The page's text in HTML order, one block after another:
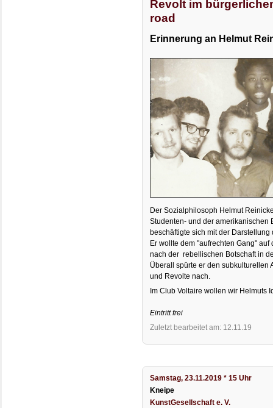
Revolt im
road
Erinnerung an Helmut
Der Sozialphilosoph Helmut
Studenten- und der amerikanischen
beschäftigte sich mit der
Er wollte dem "aufrechten Gang"
nach der rebellischen Botschaft in
Überall spürte er den subkulturellen
und Revolte nach.
Im Club Voltaire wollen wir Helmuts
Eintritt frei
Zuletzt bearbeitet am: 12.11.19
Samstag, 23.11.2019 * 15 Uhr
Kneipe
KunstGesellschaft e. V.